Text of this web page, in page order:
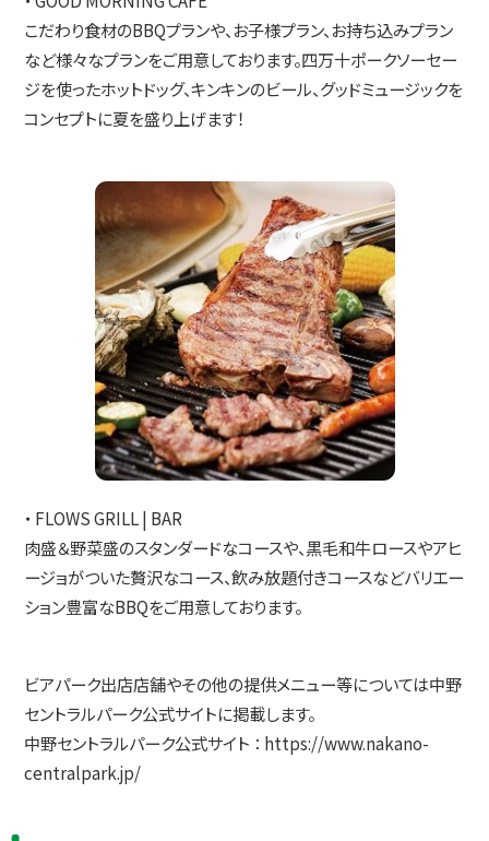
こだわり食材のBBQプランや、お子様プラン、お持ち込みプラン
など様々なプランをご用意しております。四万十ポークソーセー
ジを使ったホットドッグ、キンキンのビール、グッドミュージックを
コンセプトに夏を盛り上げます！
・ FLOWS GRILL | BAR
肉盛＆野菜盛のスタンダードなコースや、黒毛和牛ロースやアヒ
ージョがついた贅沢なコース、飲み放題付きコースなどバリエー
ション豊富なBBQをご用意しております。
ビアパーク出店店舗やその他の提供メニュー等については中野
セントラルパーク公式サイトに掲載します。
中野セントラルパーク公式サイト ： https://www.nakano-
centralpark.jp/